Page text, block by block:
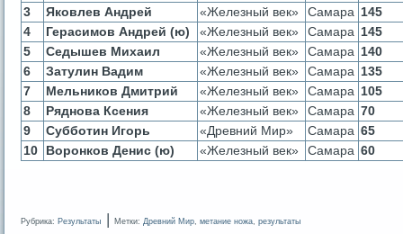
3
Яковлев Андрей «Железный век» Самара 145
4
Герасимов Андрей (ю) «Железный век» Самара 145
5
Седышев Михаил «Железный век» Самара 140
6
Затулин Вадим «Железный век» Самара 135
7
Мельников Дмитрий «Железный век» Самара 105
8
Ряднова Ксения «Железный век» Самара 70
9
Субботин Игорь «Древний Мир» Самара 65
10
Воронков Денис (ю) «Железный век» Самара 60
Рубрика: Результаты | Метки: Древний Мир, метание ножа, результаты